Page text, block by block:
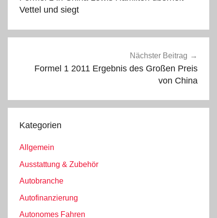
Vettel und siegt
Nächster Beitrag
Formel 1 2011 Ergebnis des Großen Preis
von China
Kategorien
Allgemein
Ausstattung & Zubehör
Autobranche
Autofinanzierung
Autonomes Fahren